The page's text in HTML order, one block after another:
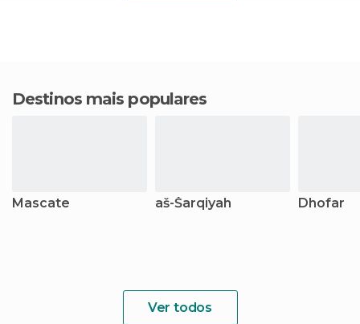
Destinos mais populares
Mascate aš-Šarqiyah Dhofar
Ver todos